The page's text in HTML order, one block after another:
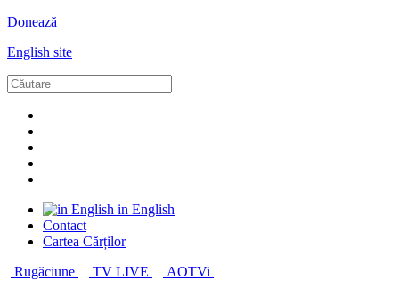
Donează
English site
in English
Contact
Cartea Cărților
Rugăciune
TV LIVE AOTVi